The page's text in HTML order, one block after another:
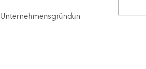
Unternehmensgründun